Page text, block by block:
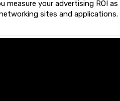
measure your advertising ROI
sites and applications.